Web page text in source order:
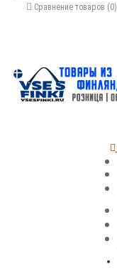
Сравнение товаров (0)